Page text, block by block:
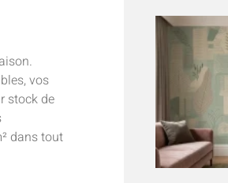
vos
stock de
dans tout